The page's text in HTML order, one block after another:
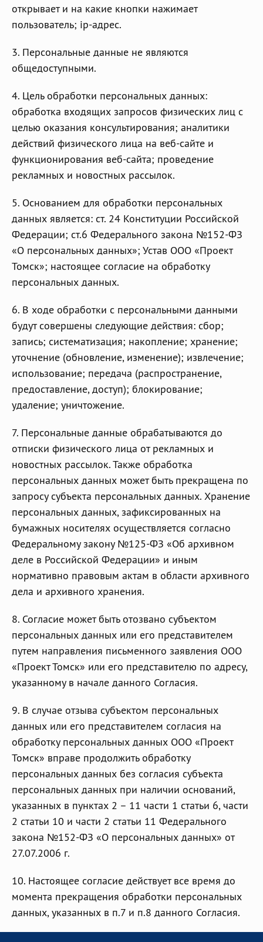
открывает и на какие кнопки нажимает
пользователь; ip-адрес.
3. Персональные данные не являются
общедоступными.
4. Цель обработки персональных данных:
обработка входящих запросов физических лиц с
целью оказания консультирования; аналитики
действий физического лица на веб-сайте и
функционирования веб-сайта; проведение
рекламных и новостных рассылок.
5. Основанием для обработки персональных
данных является: ст. 24 Конституции Российской
Федерации; ст.6 Федерального закона №152-ФЗ
«О персональных данных»; Устав ООО «Проект
Томск»; настоящее согласие на обработку
персональных данных.
6. В ходе обработки с персональными данными
будут совершены следующие действия: сбор;
запись; систематизация; накопление; хранение;
уточнение (обновление, изменение); извлечение;
использование; передача (распространение,
предоставление, доступ); блокирование;
удаление; уничтожение.
7. Персональные данные обрабатываются до
отписки физического лица от рекламных и
новостных рассылок. Также обработка
персональных данных может быть прекращена по
запросу субъекта персональных данных. Хранение
персональных данных, зафиксированных на
бумажных носителях осуществляется согласно
Федеральному закону №125-ФЗ «Об архивном
деле в Российской Федерации» и иным
нормативно правовым актам в области архивного
дела и архивного хранения.
8. Согласие может быть отозвано субъектом
персональных данных или его представителем
путем направления письменного заявления ООО
«Проект Томск» или его представителю по адресу,
указанному в начале данного Согласия.
9. В случае отзыва субъектом персональных
данных или его представителем согласия на
обработку персональных данных ООО «Проект
Томск» вправе продолжить обработку
персональных данных без согласия субъекта
персональных данных при наличии оснований,
указанных в пунктах 2 – 11 части 1 статьи 6, части
2 статьи 10 и части 2 статьи 11 Федерального
закона №152-ФЗ «О персональных данных» от
27.07.2006 г.
10. Настоящее согласие действует все время до
момента прекращения обработки персональных
данных, указанных в п.7 и п.8 данного Согласия.